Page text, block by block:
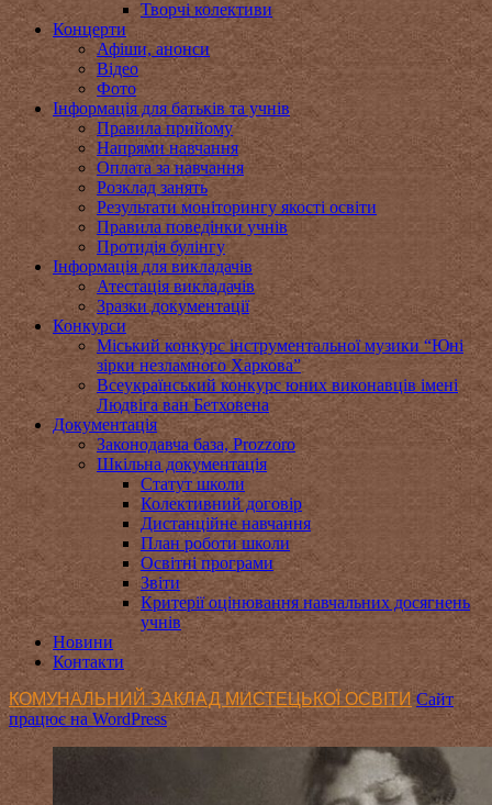
Творчі колективи
Концерти
Афіши, анонси
Відео
Фото
Інформація для батьків та учнів
Правила прийому
Напрями навчання
Оплата за навчання
Розклад занять
Результати моніторингу якості освіти
Правила поведінки учнів
Протидія булінгу
Інформація для викладачів
Атестація викладачів
Зразки документації
Конкурси
Міський конкурс інструментальної музики “Юні
зірки незламного Харкова”
Всеукраїнський конкурс юних виконавців імені
Людвіга ван Бетховена
Документація
Законодавча база, Prozzoro
Шкільна документація
Статут школи
Колективний договір
Дистанційне навчання
План роботи школи
Освітні програми
Звіти
Критерії оцінювання навчальних досягнень
учнів
Новини
Контакти
КОМУНАЛЬНИЙ ЗАКЛАД МИСТЕЦЬКОЇ ОСВІТИ Сайт
працює на WordPress